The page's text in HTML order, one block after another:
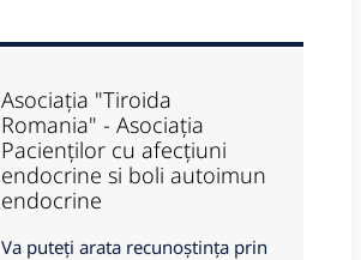
Asociația "Tiroida
Romania" - Asociația
Pacienților cu afecțiuni
endocrine si boli autoimun
endocrine
Va puteți arata recunoștința prin